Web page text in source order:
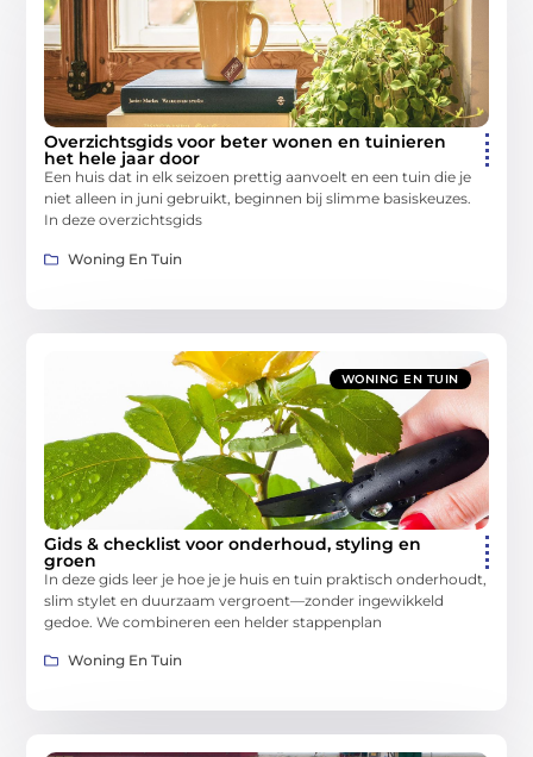
Overzichtsgids voor beter wonen en tuinieren
het hele jaar door
Een huis dat in elk seizoen prettig aanvoelt en een tuin die je
niet alleen in juni gebruikt, beginnen bij slimme basiskeuzes.
In deze overzichtsgids
Woning En Tuin
WONING EN TUIN
Gids & checklist voor onderhoud, styling en
groen
In deze gids leer je hoe je je huis en tuin praktisch onderhoudt,
slim stylet en duurzaam vergroent—zonder ingewikkeld
gedoe. We combineren een helder stappenplan
Woning En Tuin